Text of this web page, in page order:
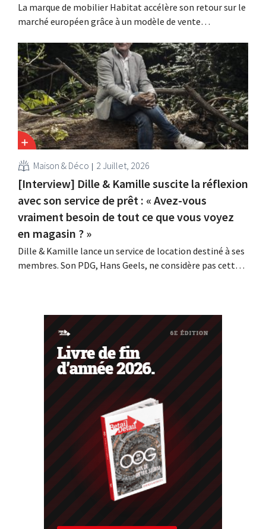
La marque de mobilier Habitat accélère son retour sur le
marché européen grâce à un modèle de vente
Vente-unique, la marque renoue avec la croissance et
entend s'implanter dans quatorze pays européens.
Maison & Déco 2 Juillet, 2026
[Interview] Dille & Kamille suscite la réflexion
avec son service de prêt : « Avez-vous
vraiment besoin de tout ce que vous voyez
en magasin ? »
Dille & Kamille lance un service de location destiné à ses
membres. Son PDG, Hans Geels, ne considère pas cette